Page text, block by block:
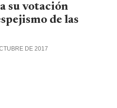
su votación
de las
DE 2017